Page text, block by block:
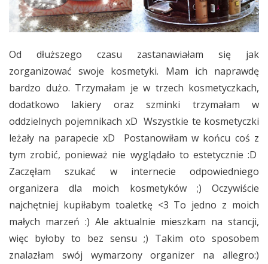
Od dłuższego czasu zastanawiałam się jak
zorganizować swoje kosmetyki. Mam ich naprawdę
bardzo dużo. Trzymałam je w trzech kosmetyczkach,
dodatkowo lakiery oraz szminki trzymałam w
oddzielnych pojemnikach xD Wszystkie te kosmetyczki
leżały na parapecie xD Postanowiłam w końcu coś z
tym zrobić, ponieważ nie wyglądało to estetycznie :D
Zaczęłam szukać w internecie odpowiedniego
organizera dla moich kosmetyków ;) Oczywiście
najchętniej kupiłabym toaletkę <3 To jedno z moich
małych marzeń :) Ale aktualnie mieszkam na stancji,
więc byłoby to bez sensu ;) Takim oto sposobem
znalazłam swój wymarzony organizer na allegro:)